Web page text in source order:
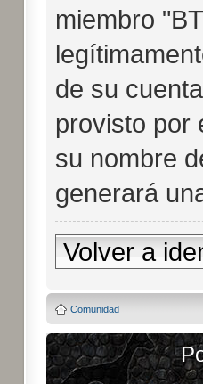
miembro
de su
provisto por
su nombre
generará
Volver a
Comunidad